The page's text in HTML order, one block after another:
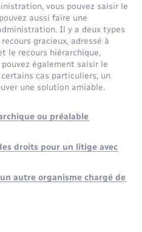
vous pouvez saisir le
aussi faire une
Il y a deux types
gracieux, adressé à
le recours hiérarchique,
également saisir le
cas particuliers, un
une solution amiable.
ou préalable
droits pour un litige avec
autre organisme chargé de